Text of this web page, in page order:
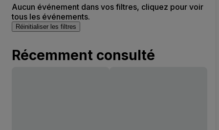
Aucun événement dans vos filtres, cliquez pour voir
tous les événements.
Réinitialiser les filtres
Récemment consulté